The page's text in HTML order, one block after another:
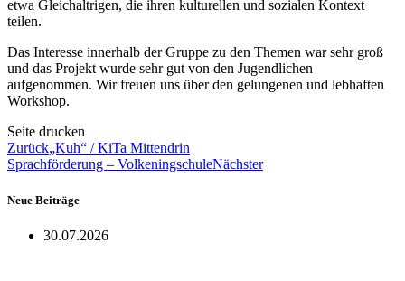
etwa Gleichaltrigen, die ihren kulturellen und sozialen Kontext
teilen.
Das Interesse innerhalb der Gruppe zu den Themen war sehr groß
und das Projekt wurde sehr gut von den Jugendlichen
aufgenommen. Wir freuen uns über den gelungenen und lebhaften
Workshop.
Seite drucken
Zurück„Kuh“ / KiTa Mittendrin
Sprachförderung – VolkeningschuleNächster
Neue Beiträge
30.07.2026